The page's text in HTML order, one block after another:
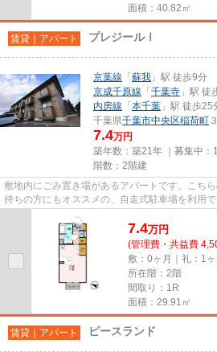
面積：40.82㎡
賃貸｜アパート プレジールⅠ
京葉線 「 蘇我 」駅 徒歩9分
京成千原線 「 千葉寺 」駅 徒
内房線 「 本千葉 」駅 徒歩25
千葉県千葉市中央区稲荷町
7.4万円
築年数：築21年 ｜募集中：
階数：2階建
敷地内にごみ置き場があるアパートです。こち
持ちの方にもオススメの、自走式駐車場を利用
7.4万円
(管理費・共益費
敷：0ヶ月｜礼：1ヶ
所在階：2階
間取り：1R
面積：29.91㎡
賃貸｜アパート ピースランド